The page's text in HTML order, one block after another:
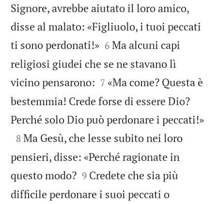
Signore, avrebbe aiutato il loro amico,
disse al malato: «Figliuolo, i tuoi peccati
ti sono perdonati!»
6 Ma alcuni capi
religiosi giudei che se ne stavano lì
vicino pensarono: 

7 «Ma come? Questa è
bestemmia! Crede forse di essere Dio?
Perché solo Dio può perdonare i peccati!»

8 Ma Gesù, che lesse subito nei loro
pensieri, disse: «Perché ragionate in
questo modo?
9 Credete che sia più
difficile perdonare i suoi peccati o